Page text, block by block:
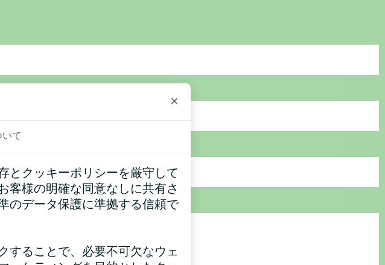
×
て
とクッキーポリシーを厳守して
客様の明確な同意なしに共有さ
のデータ保護に準拠する信頼で
することで、必要不可欠なウェ